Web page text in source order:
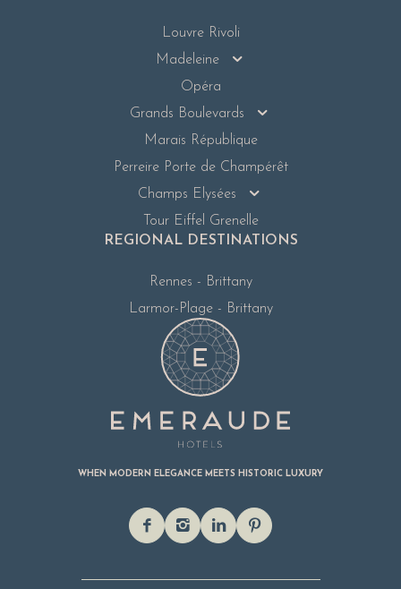
Louvre Rivoli
Madeleine
Opéra
Grands Boulevards
Marais République
Perreire Porte de Champérêt
Champs Elysées
Tour Eiffel Grenelle
REGIONAL DESTINATIONS
Rennes - Brittany
Larmor-Plage - Brittany
WHEN MODERN ELEGANCE MEETS HISTORIC LUXURY